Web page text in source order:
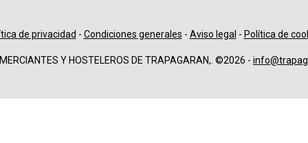
de privacidad - Condiciones generales - Aviso legal - Política de
Y HOSTELEROS DE TRAPAGARAN,. ©2026 -